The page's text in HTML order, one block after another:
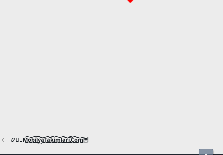
📿🧙‍♂️M͜͡o͜͡b͜͡i͜͡l͜͡y͜͡a͜͡T͜͡a͜͡k͜͡i͜͡m͜͡l͜͡a͜͡r͜͡i͜͡.͜͡C͜͡o͜͡m͜͡🦉